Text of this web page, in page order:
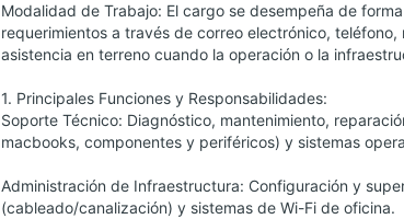
Modalidad de Trabajo: El cargo se desempeña de
requerimientos a través de correo electrónico,
asistencia en terreno cuando la operación o la
1. Principales Funciones y Responsabilidades:
Soporte Técnico: Diagnóstico, mantenimiento,
macbooks, componentes y periféricos) y sistemas
Administración de Infraestructura: Configuración y
(cableado/canalización) y sistemas de Wi-Fi de oficina.